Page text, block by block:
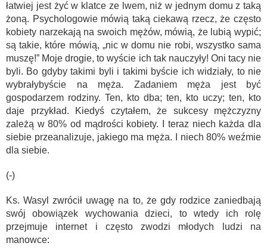
łatwiej jest żyć w klatce ze lwem, niż w jednym domu z taką
żoną. Psychologowie mówią taką ciekawą rzecz, że często
kobiety narzekają na swoich mężów, mówią, że lubią wypić;
są takie, które mówią, „nic w domu nie robi, wszystko sama
muszę!” Moje drogie, to wyście ich tak nauczyły! Oni tacy nie
byli. Bo gdyby takimi byli i takimi byście ich widziały, to nie
wybrałybyście na męża. Zadaniem męża jest być
gospodarzem rodziny. Ten, kto dba; ten, kto uczy; ten, kto
daje przykład. Kiedyś czytałem, że sukcesy mężczyzny
zależą w 80% od mądrości kobiety. I teraz niech każda dla
siebie przeanalizuje, jakiego ma męża. I niech 80% weźmie
dla siebie.
(-)
Ks. Wasyl zwrócił uwagę na to, że gdy rodzice zaniedbają
swój obowiązek wychowania dzieci, to wtedy ich rolę
przejmuje internet i często zwodzi młodych ludzi na
manowce: